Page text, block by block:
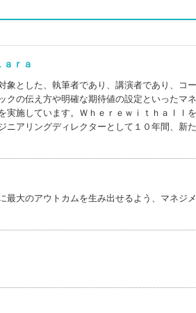
ｒａ
象とした、執筆者であり、講演者であり、コ
クの伝え方や明確な期待値の設定といったマ
実施しています。Ｗｈｅｒｅｗｉｔｈａｌｌ
アリングディレクターとして１０年間、新
大のアウトカムを生み出せるよう、マネジ